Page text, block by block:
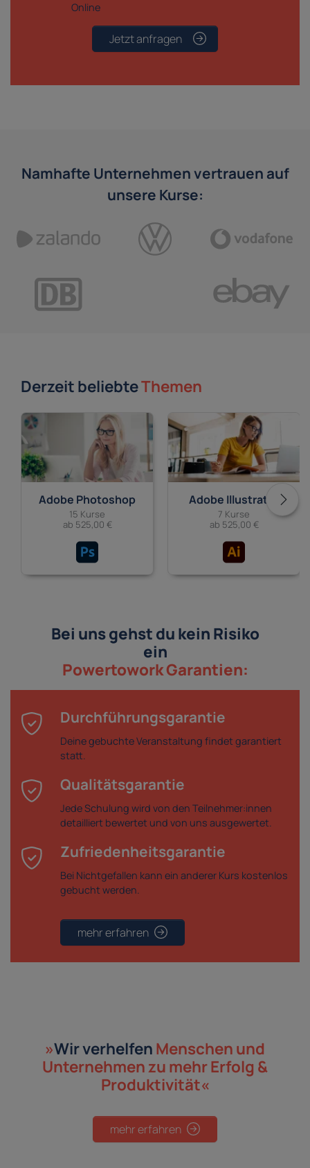
Online
Jetzt anfragen
Namhafte Unternehmen vertrauen auf
unsere Kurse:
Derzeit beliebteThemen
Adobe Photoshop
15 Kurse
ab 525,00 €
Adobe Illustrator
7 Kurse
ab 525,00 €
Bei uns gehst du kein Risiko
ein
Powertowork Garantien:
Durchführungsgarantie
Deine gebuchte Veranstaltung findet garantiert
statt.
Qualitätsgarantie
Jede Schulung wird von den Teilnehmer:innen
detailliert bewertet und von uns ausgewertet.
Zufriedenheitsgarantie
Bei Nichtgefallen kann ein anderer Kurs kostenlos
gebucht werden.
mehr erfahren
»Wir verhelfenMenschen und
Unternehmenzu mehr Erfolg &
Produktivität«
mehr erfahren